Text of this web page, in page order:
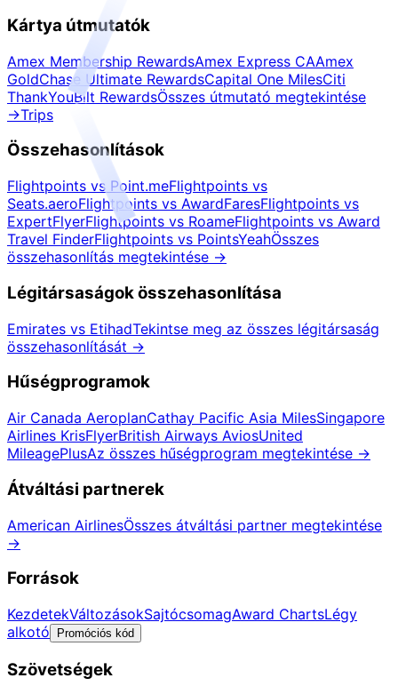
Kártya útmutatók
Amex Membership RewardsAmex Express CAAmex
GoldChase Ultimate RewardsCapital One MilesCiti
ThankYouBilt RewardsÖsszes útmutató megtekintése
→Trips
Összehasonlítások
Flightpoints vs Point.meFlightpoints vs
Seats.aeroFlightpoints vs AwardFaresFlightpoints vs
ExpertFlyerFlightpoints vs RoameFlightpoints vs Award
Travel FinderFlightpoints vs PointsYeahÖsszes
összehasonlítás megtekintése →
Légitársaságok összehasonlítása
Emirates vs EtihadTekintse meg az összes légitársaság
összehasonlítását →
Hűségprogramok
Air Canada AeroplanCathay Pacific Asia MilesSingapore
Airlines KrisFlyerBritish Airways AviosUnited
MileagePlusAz összes hűségprogram megtekintése →
Átváltási partnerek
American AirlinesÖsszes átváltási partner megtekintése
→
Források
KezdetekVáltozásokSajtócsomagAward ChartsLégy
alkotó
Promóciós kód
Szövetségek